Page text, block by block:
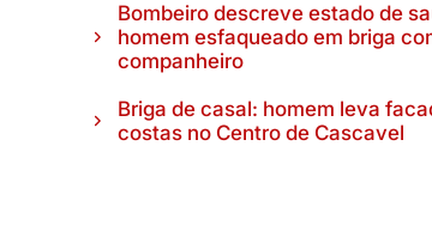
Bombeiro descreve estado de
homem esfaqueado em briga
companheiro
Briga de casal: homem leva
costas no Centro de Cascavel